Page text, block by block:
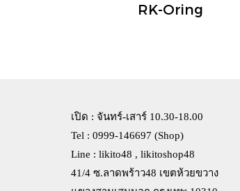
RK-Oring
เปิด : จันทร์-เสาร์ 10.30-18.00
Tel : 0999-146697 (Shop)
Line : likito48 , likitoshop48
41/4 ซ.ลาดพร้าว48 เขตห้วยขวาง